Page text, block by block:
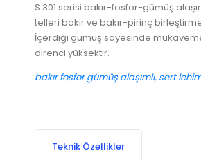
S 301 serisi bakır-fosfor-gümüş
telleri bakır ve bakır-pirinç
İçerdiği gümüş sayesinde
direnci yüksektir.
bakır fosfor gümüş alaşımlı, sert
Teknik Özellikler